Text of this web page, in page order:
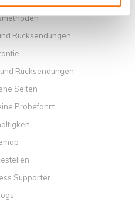
Rücksendungen
Rücksendungen
Seiten
Probefahrt
Supporter